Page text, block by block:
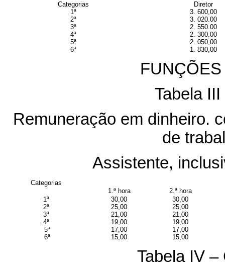
Categorias
Diretor
1ª
3. 600,00
2ª
3. 020.00
3ª
2. 550.00
4ª
2. 300.00
5ª
2. 050,00
6ª
1. 830,00
Tabela
Remuneração em dinheiro.
de
Assistente,
Categorias
1.ª hora
2.ª hora
1ª
30,00
30,00
2ª
25,00
25,00
3ª
21,00
21,00
4ª
19,00
19,00
5ª
17,00
17,00
6ª
15,00 15,00
Tabela IV –